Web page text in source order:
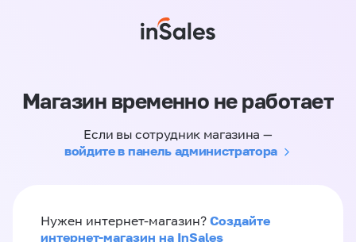
Магазин временно не работает
Если вы сотрудник магазина —
войдите в панель администратора
Нужен интернет-магазин? Создайте
интернет-магазин на InSales